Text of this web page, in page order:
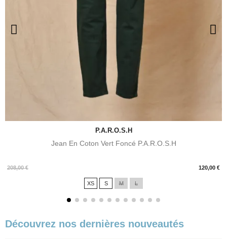
P.A.R.O.S.H
Jean En Coton Vert Foncé P.A.R.O.S.H
208,00 € 120,00 €
Prix
XS S M L
Découvrez nos dernières nouveautés